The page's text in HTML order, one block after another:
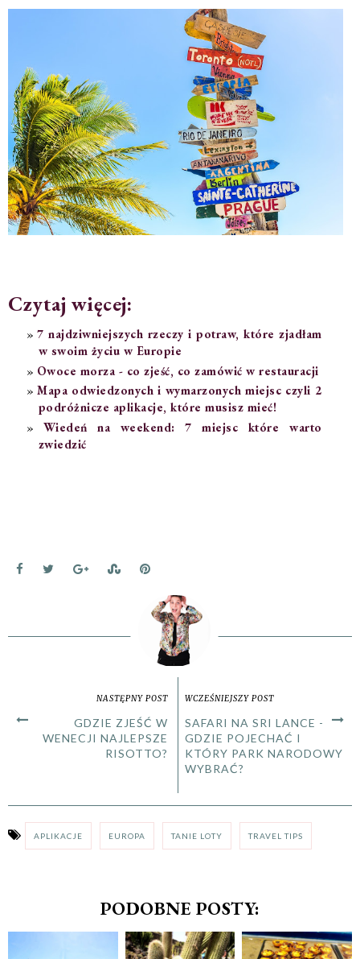
Czytaj więcej:
7 najdziwniejszych rzeczy i potraw, które zjadłam
w swoim życiu w Europie
Owoce morza - co zjeść, co zamówić w restauracji
Mapa odwiedzonych i wymarzonych miejsc czyli 2
podróżnicze aplikacje, które musisz mieć!
Wiedeń na weekend: 7 miejsc które warto
zwiedzić
NASTĘPNY POST
GDZIE ZJEŚĆ W
WENECJI NAJLEPSZE
RISOTTO?
WCZEŚNIEJSZY POST
SAFARI NA SRI LANCE -
GDZIE POJECHAĆ I
KTÓRY PARK NARODOWY
WYBRAĆ?
APLIKACJE EUROPA TANIE LOTY TRAVEL TIPS
PODOBNE POSTY: